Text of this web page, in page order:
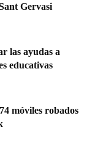
Gervasi
las ayudas a
educativas
móviles robados